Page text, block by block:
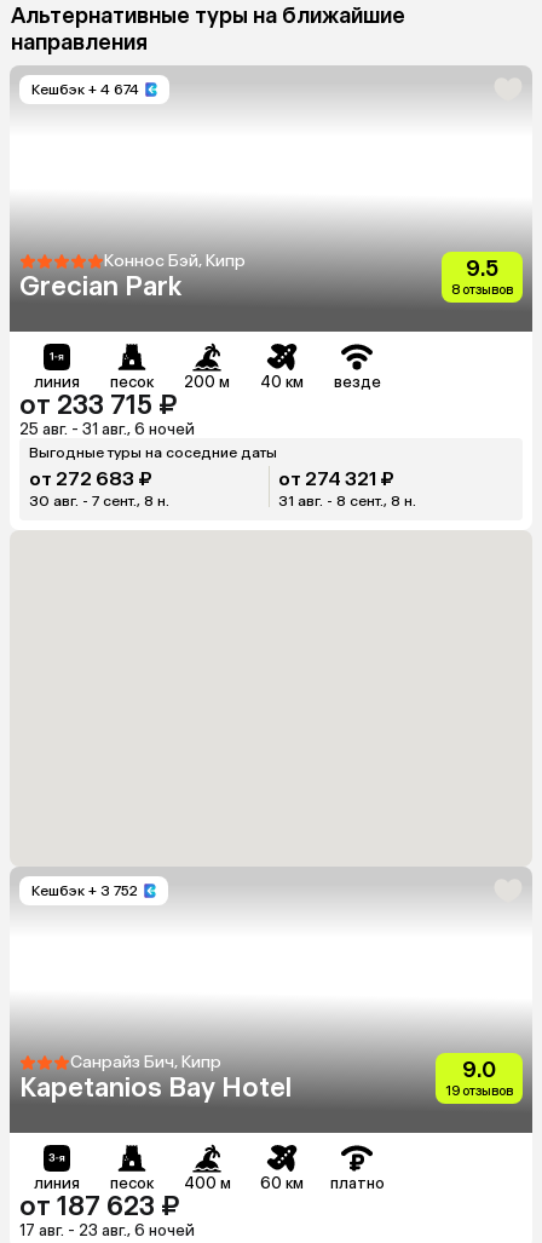
Альтернативные туры на ближайшие
направления
Кешбэк + 4 674
Коннос Бэй, Кипр
Grecian Park
9.5
8 отзывов
линия песок 200 м 40 км везде
от 233 715 ₽
25 авг. - 31 авг., 6 ночей
Выгодные туры на соседние даты
от 272 683 ₽
30 авг. - 7 сент., 8 н.
от 274 321 ₽
31 авг. - 8 сент., 8 н.
Кешбэк + 3 752
Санрайз Бич, Кипр
Kapetanios Bay Hotel
9.0
19 отзывов
линия песок 400 м 60 км платно
от 187 623 ₽
17 авг. - 23 авг., 6 ночей